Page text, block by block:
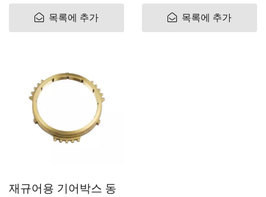
목록에 추가 목록에 추가
재규어용 기어박스 동